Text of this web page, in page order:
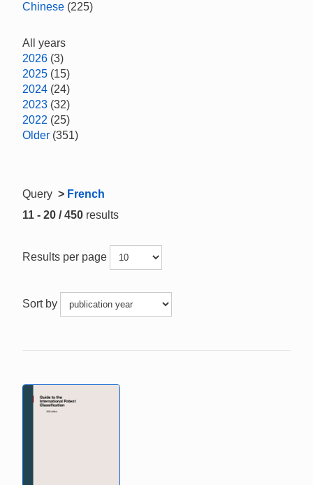
Chinese (225)
All years
2026 (3)
2025 (15)
2024 (24)
2023 (32)
2022 (25)
Older (351)
Query > French
11 - 20 / 450 results
Results per page
Sort by